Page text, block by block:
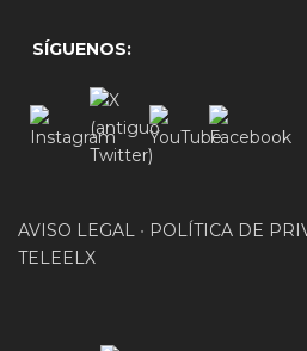
SÍGUENOS:
AVISO LEGAL • POLÍTICA DE
TELEELX